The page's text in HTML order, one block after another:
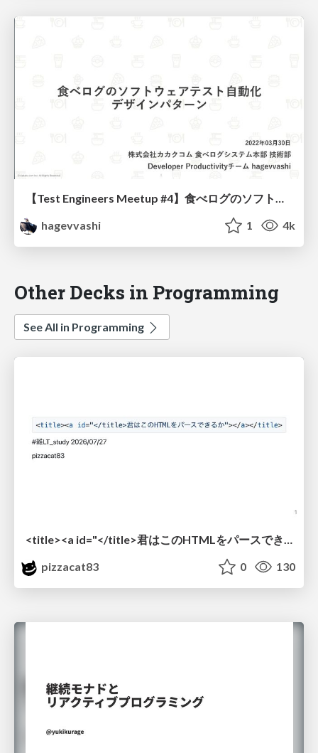
【Test Engineers Meetup #4】食べログのソフトウェアテスト自動化デザインパターン
hagevvashi
1 4k
Other Decks in Programming
See All in Programming
pizzacat83
0 130